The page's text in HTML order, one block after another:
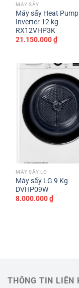
MÁY SẤY
Máy sấy Heat Pump
Inverter 12 kg
RX12VHP3K
21.150.000₫
MÁY SẤY LG
Máy sấy LG 9 Kg
DVHP09W
8.000.000₫
THÔNG TIN LIÊN